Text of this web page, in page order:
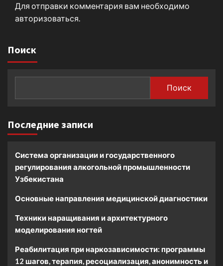
Для отправки комментария вам необходимо
авторизоваться
Поиск
Поиск
Последние записи
Система организации и государственного
регулирования алкогольной промышленности
Узбекистана
Основные направления медицинской диагностики
Техники наращивания и архитектурного
моделирования ногтей
Реабилитация при наркозависимости: программы
12 шагов, терапия, ресоциализация, анонимность и